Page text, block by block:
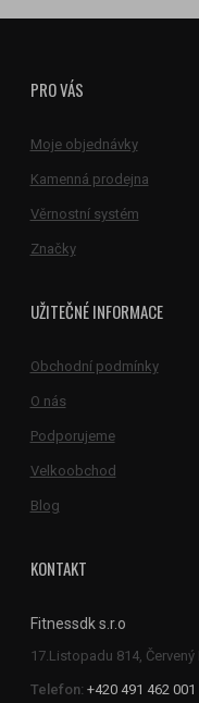
PRO VÁS
Moje objednávky
Kamenná prodejna
Věrnostní systém
Značky
UŽITEČNÉ INFORMACE
Obchodní podmínky
O nás
Podporujeme
Velkoobchod
Blog
KONTAKT
Fitnessdk s.r.o
Telefon: +420 491 462 001